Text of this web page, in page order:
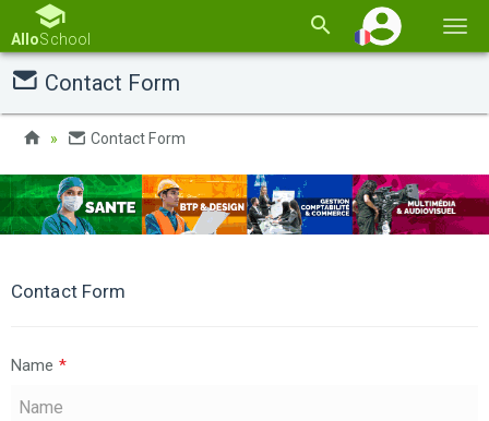
la
AlloSchool
Contact Form
Contact Form
Contact Form
Name *